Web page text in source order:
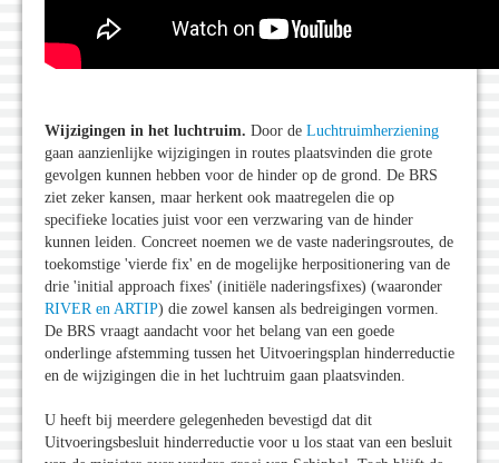
Wijzigingen in het luchtruim. Door de Luchtruimherziening
gaan aanzienlijke wijzigingen in routes plaatsvinden die grote
gevolgen kunnen hebben voor de hinder op de grond. De BRS
ziet zeker kansen, maar herkent ook maatregelen die op
specifieke locaties juist voor een verzwaring van de hinder
kunnen leiden. Concreet noemen we de vaste naderingsroutes, de
toekomstige 'vierde fix' en de mogelijke herpositionering van de
drie 'initial approach fixes' (initiële naderingsfixes) (waaronder
RIVER en ARTIP) die zowel kansen als bedreigingen vormen.
De BRS vraagt aandacht voor het belang van een goede
onderlinge afstemming tussen het Uitvoeringsplan hinderreductie
en de wijzigingen die in het luchtruim gaan plaatsvinden.
U heeft bij meerdere gelegenheden bevestigd dat dit
Uitvoeringsbesluit hinderreductie voor u los staat van een besluit